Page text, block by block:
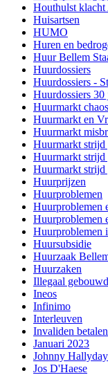
Houthulst
Huisartsen
HUMO
Huren en
Huur Bellem
Huurdossiers
Huurdossiers -
Huurdossiers 30
Huurmarkt
Huurmarkt en
Huurmarkt
Huurmarkt strijd
Huurmarkt strijd
Huurmarkt strijd
Huurprijzen
Huurproblemen
Huurproblemen
Huurproblemen
Huurproblemen
Huursubsidie
Huurzaak
Huurzaken
Illegaal gebouwd
Ineos
Infinimo
Interleuven
Invaliden
Januari 2023
Johnny
Jos D'Haese